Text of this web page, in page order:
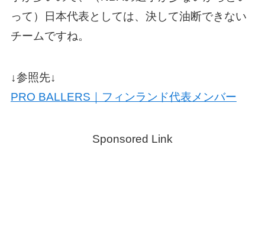
って）日本代表としては、決して油断できない
チームですね。
↓参照先↓
PRO BALLERS｜フィンランド代表メンバー
Sponsored Link